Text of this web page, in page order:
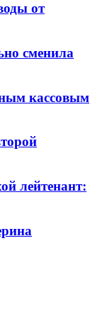
от
сменила
кассовым
лейтенант: